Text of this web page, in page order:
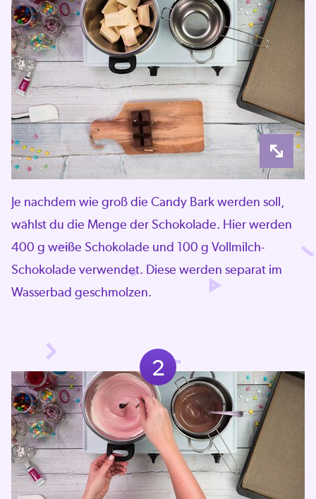
Je nachdem wie groß die Candy Bark werden soll,
wählst du die Menge der Schokolade. Hier werden
400 g weiße Schokolade und 100 g Vollmilch-
Schokolade verwendet. Diese werden separat im
Wasserbad geschmolzen.
2